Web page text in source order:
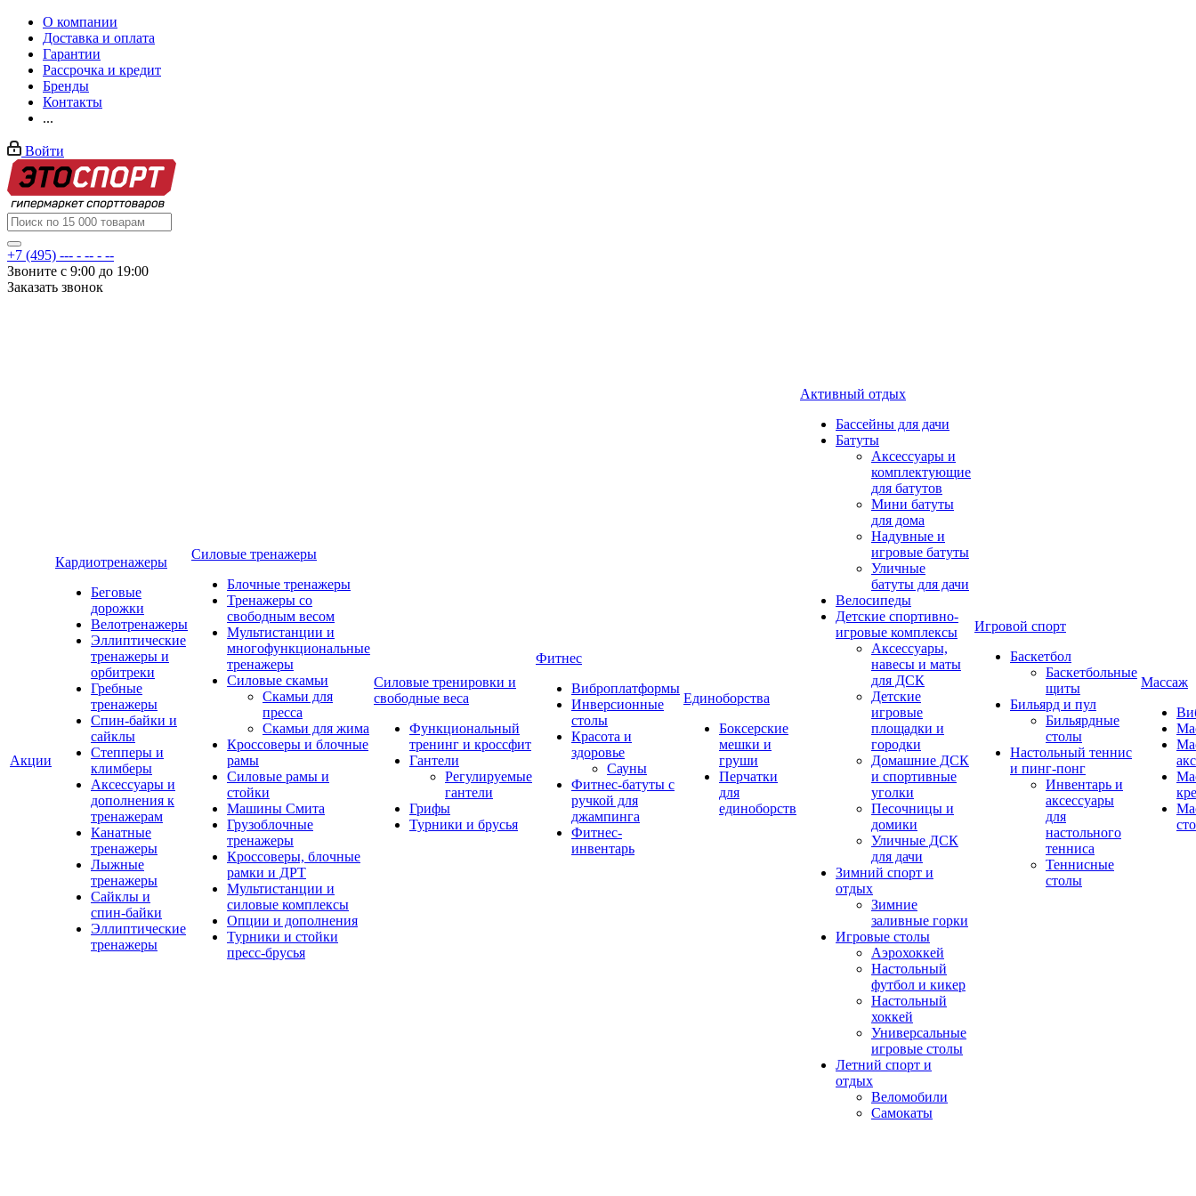
О компании
Доставка и оплата
Гарантии
Рассрочка и кредит
Бренды
Контакты
...
Войти
+7 (495) --- - -- - --
Звоните с 9:00 до 19:00
Заказать звонок
Акции
Кардиотренажеры
Беговые
дорожки
Велотренажеры
Эллиптические
тренажеры и
орбитреки
Гребные
тренажеры
Спин-байки и
сайклы
Степперы и
климберы
Аксессуары и
дополнения к
тренажерам
Канатные
тренажеры
Лыжные
тренажеры
Сайклы и
спин-байки
Эллиптические
тренажеры
Силовые тренажеры
Блочные тренажеры
Тренажеры со
свободным весом
Мультистанции и
многофункциональные
тренажеры
Силовые скамьи
Скамьи для
пресса
Скамьи для жима
Кроссоверы и блочные
рамы
Силовые рамы и
стойки
Машины Смита
Грузоблочные
тренажеры
Кроссоверы, блочные
рамки и ДРТ
Мультистанции и
силовые комплексы
Опции и дополнения
Турники и стойки
пресс-брусья
Силовые тренировки и
свободные веса
Функциональный
тренинг и кроссфит
Гантели
Регулируемые
гантели
Грифы
Турники и брусья
Фитнес
Виброплатформы
Инверсионные
столы
Красота и
здоровье
Сауны
Фитнес-батуты с
ручкой для
джампинга
Фитнес-
инвентарь
Единоборства
Боксерские
мешки и
груши
Перчатки
для
единоборств
Активный отдых
Бассейны для дачи
Батуты
Аксессуары и
комплектующие
для батутов
Мини батуты
для дома
Надувные и
игровые батуты
Уличные
батуты для дачи
Велосипеды
Детские спортивно-
игровые комплексы
Аксессуары,
навесы и маты
для ДСК
Детские
игровые
площадки и
городки
Домашние ДСК
и спортивные
уголки
Песочницы и
домики
Уличные ДСК
для дачи
Зимний спорт и
отдых
Зимние
заливные горки
Игровые столы
Аэрохоккей
Настольный
футбол и кикер
Настольный
хоккей
Универсальные
игровые столы
Летний спорт и
отдых
Веломобили
Самокаты
Игровой спорт
Баскетбол
Баскетбольные
щиты
Бильярд и пул
Бильярдные
столы
Настольный теннис
и пинг-понг
Инвентарь и
аксессуары
для
настольного
тенниса
Теннисные
столы
Массаж